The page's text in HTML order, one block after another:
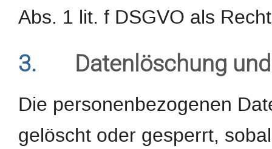
Abs. 1 lit. f DSGVO als
3. Datenlöschung
Die personenbezogenen
gelöscht oder gesperrt,